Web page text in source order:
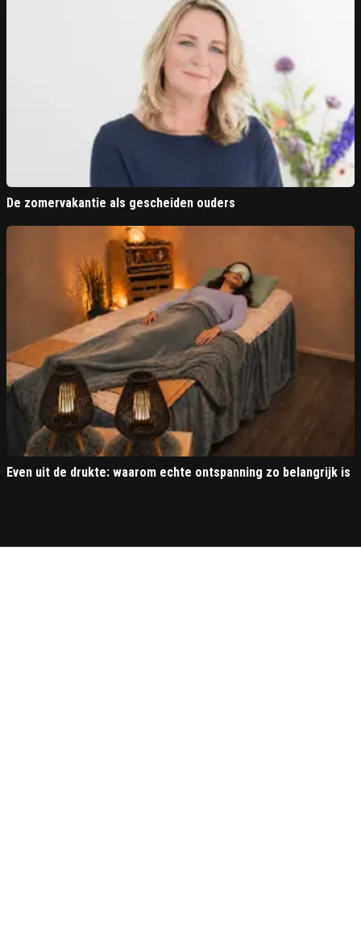
De zomervakantie als gescheiden ouders
Even uit de drukte: waarom echte ontspanning zo belangrijk is